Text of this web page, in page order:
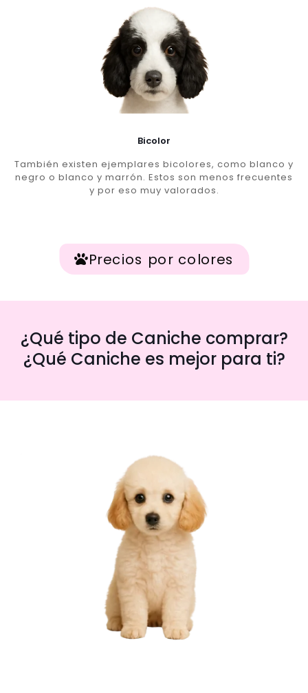
Bicolor
También existen ejemplares bicolores, como blanco y
negro o blanco y marrón. Estos son menos frecuentes
y por eso muy valorados.
Precios por colores
¿Qué tipo de Caniche comprar?
¿Qué Caniche es mejor para ti?